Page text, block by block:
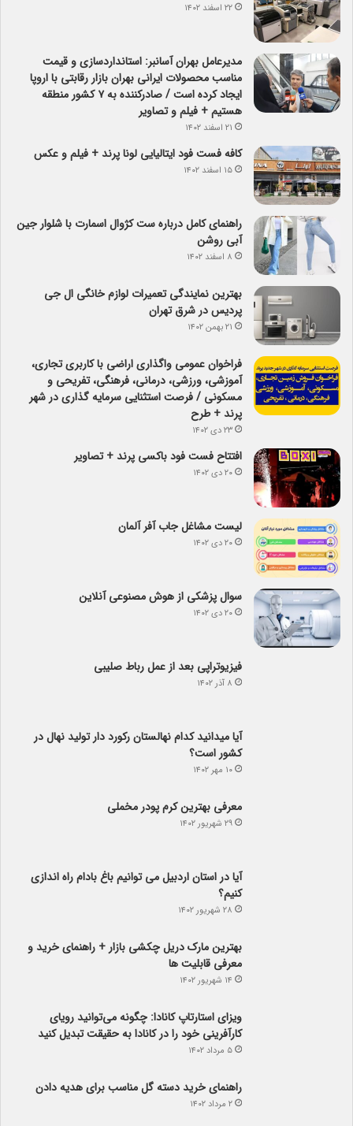
۲۲ اسفند ۱۴۰۲
مدیرعامل بهران آسانبر: استانداردسازی و قیمت
مناسب محصولات ایرانی بهران بازار رقابتی با اروپا
ایجاد کرده است / صادرکننده به ۷ کشور منطقه
هستیم + فیلم و تصاویر
۲۱ اسفند ۱۴۰۲
کافه فست فود ایتالیایی لونا پرند + فیلم و عکس
۱۵ اسفند ۱۴۰۲
راهنمای کامل درباره ست کژوال اسمارت با شلوار جین
آبی روشن
۸ اسفند ۱۴۰۲
بهترین نمایندگی تعمیرات لوازم خانگی ال جی
پردیس در شرق تهران
۲۱ بهمن ۱۴۰۲
فراخوان عمومی واگذاری اراضی با کاربری تجاری،
آموزشی، ورزشی، درمانی، فرهنگی، تفریحی و
مسکونی / فرصت استثنایی سرمایه گذاری در شهر
پرند + طرح
۲۳ دی ۱۴۰۲
افتتاح فست فود باکسی پرند + تصاویر
۲۰ دی ۱۴۰۲
لیست مشاغل جاب آفر آلمان
۲۰ دی ۱۴۰۲
سوال پزشکی از هوش مصنوعی آنلاین
۲۰ دی ۱۴۰۲
فیزیوتراپی بعد از عمل رباط صلیبی
۸ آذر ۱۴۰۲
کشور است؟
۱۰ مهر ۱۴۰۲
معرفی بهترین کرم پودر مخملی
آیا در استان اردبیل می توانیم باغ بادام راه اندازی
کنیم؟
بهترین مارک دریل چکشی بازار + راهنمای خرید و
معرفی قابلیت ها
۱۴ شهریور ۱۴۰۲
ویزای استارتاپ کانادا: چگونه می‌توانید رویای
کارآفرینی خود را در کانادا به حقیقت تبدیل کنید
۵ مرداد ۱۴۰۲